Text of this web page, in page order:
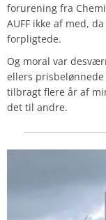
forurening fra
AUFF ikke af med,
forpligtede.
Og moral var
ellers
tilbragt flere år af
det til andre.